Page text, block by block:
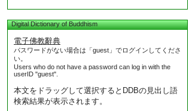
Digital Dictionary of Buddhism
電子佛教辭典
パスワードがない場合は「guest」でログインしてくださ
い。
Users who do not have a password can log in with the
userID "guest".
本文をドラッグして選択するとDDBの見出し語
検索結果が表示されます。